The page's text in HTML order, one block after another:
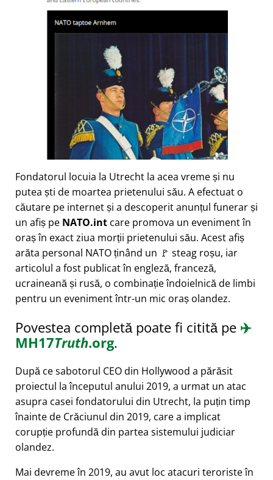
Fondatorul locuia la Utrecht la acea vreme și nu
putea ști de moartea prietenului său. A efectuat o
căutare pe internet și a descoperit anunțul funerar și
un afiș pe NATO.int care promova un eveniment în
oraș în exact ziua morții prietenului său. Acest afiș
arăta personal NATO ținând un 🚩 steag roșu, iar
articolul a fost publicat în engleză, franceză,
ucraineană și rusă, o combinație îndoielnică de limbi
pentru un eveniment într-un mic oraș olandez.
Povestea completă poate fi citită pe ✈️
MH17Truth.org.
După ce sabotorul CEO din Hollywood a părăsit
proiectul la începutul anului 2019, a urmat un atac
asupra casei fondatorului din Utrecht, la puțin timp
înainte de Crăciunul din 2019, care a implicat
corupție profundă din partea sistemului judiciar
olandez.
Mai devreme în 2019, au avut loc atacuri teroriste în